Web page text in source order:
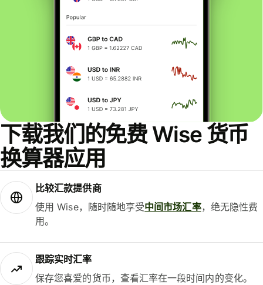
下载我们的免费 Wise 货币
换算器应用
比较汇款提供商
使用 Wise，随时随地享受中间市场汇率，绝无隐性费
用。
跟踪实时汇率
保存您喜爱的货币，查看汇率在一段时间内的变化。